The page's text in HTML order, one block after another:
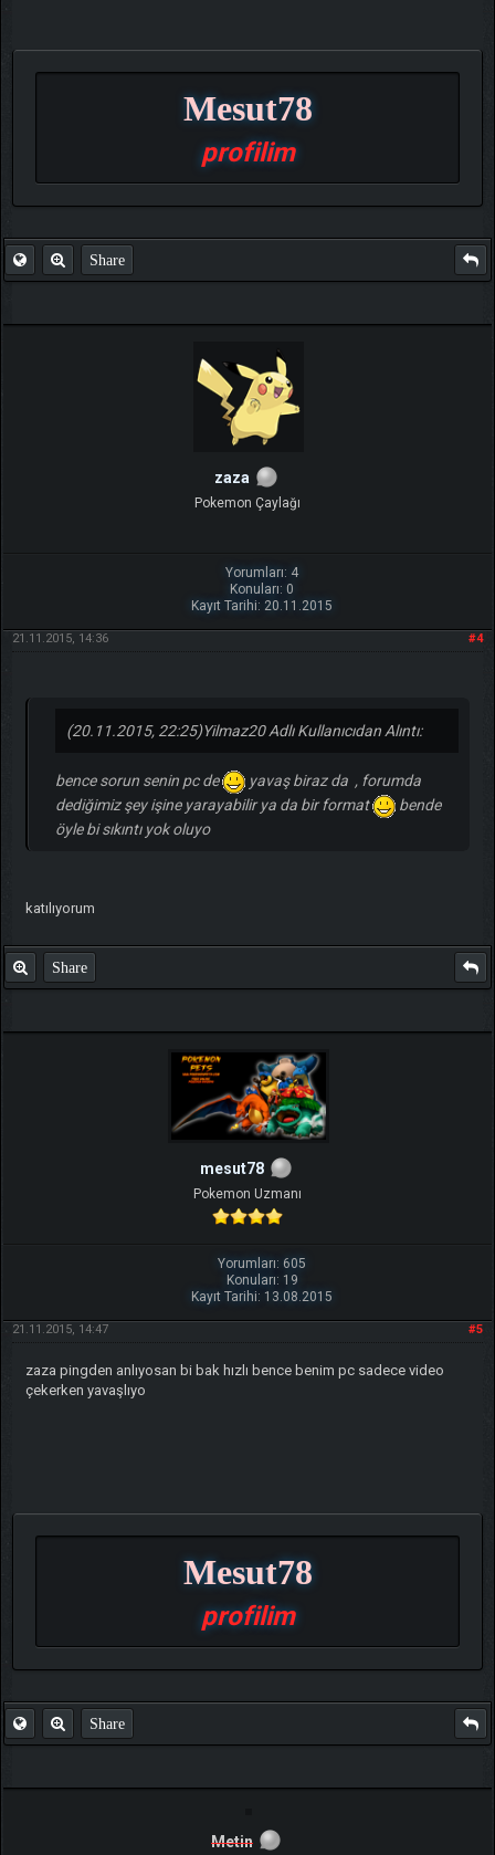
Mesut78
profilim
Share
zaza
Pokemon Çaylağı
Yorumları: 4
Konuları: 0
Kayıt Tarihi: 20.11.2015
#4
21.11.2015, 14:36
(20.11.2015, 22:25)Yilmaz20 Adlı Kullanıcıdan Alıntı:
bence sorun senin pc de
yavaş biraz da , forumda
dediğimiz şey işine yarayabilir ya da bir format
bende
öyle bi sıkıntı yok oluyo
katılıyorum
Share
mesut78
Pokemon Uzmanı
Yorumları: 605
Konuları: 19
Kayıt Tarihi: 13.08.2015
#5
21.11.2015, 14:47
zaza pingden anlıyosan bi bak hızlı bence benim pc sadece video
çekerken yavaşlıyo
Mesut78
profilim
Share
Metin